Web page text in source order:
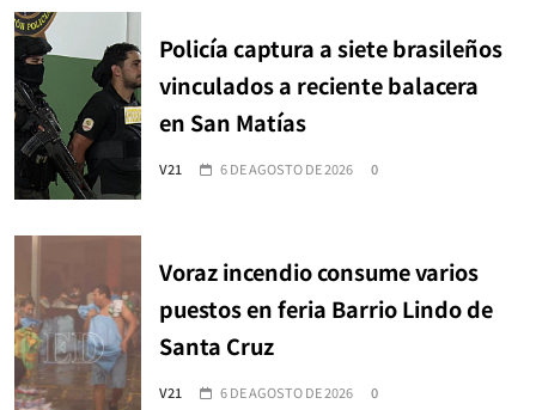
Policía captura a siete brasileños
vinculados a reciente balacera
en San Matías
V21 6 DE AGOSTO DE 2026 0
Voraz incendio consume varios
puestos en feria Barrio Lindo de
Santa Cruz
V21 6 DE AGOSTO DE 2026 0